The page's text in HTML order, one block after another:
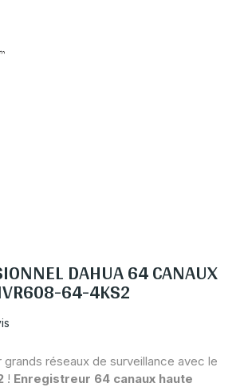
DAHUA 64 CANAUX
64-4KS2
grands réseaux de surveillance avec le
! Enregistreur 64 canaux haute